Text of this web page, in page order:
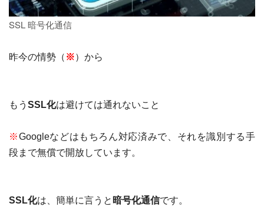
SSL 暗号化通信
昨今の情勢（ ※）から
もう SSL化は避けては通れないこと
※Googleなどはもちろん対応済みで、それを識別する手
段まで無償で開放しています。
SSL化は、簡単に言うと 暗号化通信です。